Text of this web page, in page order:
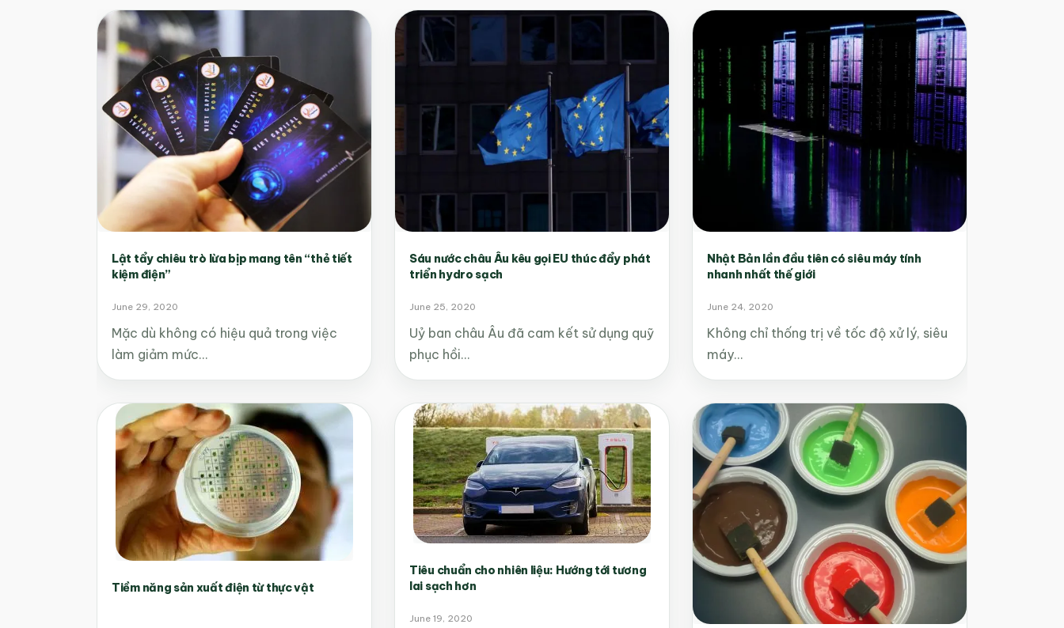
Lật tẩy chiêu trò lừa bịp mang tên “thẻ tiết
kiệm điện”
June 29, 2020
Mặc dù không có hiệu quả trong việc
làm giảm mức…
Sáu nước châu Âu kêu gọi EU thúc đẩy phát
triển hydro sạch
June 25, 2020
Uỷ ban châu Âu đã cam kết sử dụng quỹ
phục hồi…
Nhật Bản lần đầu tiên có siêu máy tính
nhanh nhất thế giới
June 24, 2020
Không chỉ thống trị về tốc độ xử lý, siêu
máy…
Tiềm năng sản xuất điện từ thực vật
Tiêu chuẩn cho nhiên liệu: Hướng tới tương
lai sạch hơn
June 19, 2020